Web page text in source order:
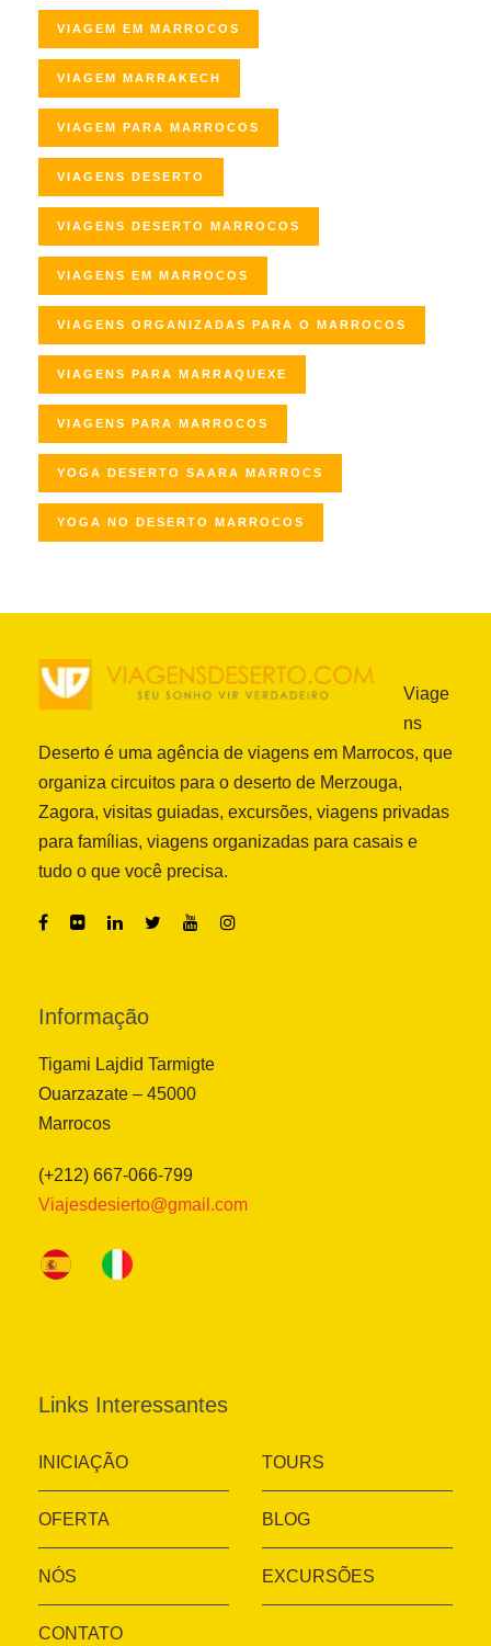
VIAGEM EM MARROCOS
VIAGEM MARRAKECH
VIAGEM PARA MARROCOS
VIAGENS DESERTO
VIAGENS DESERTO MARROCOS
VIAGENS EM MARROCOS
VIAGENS ORGANIZADAS PARA O MARROCOS
VIAGENS PARA MARRAQUEXE
VIAGENS PARA MARROCOS
YOGA DESERTO SAARA MARROCS
YOGA NO DESERTO MARROCOS
Viage
ns
Deserto é uma agência de viagens em Marrocos, que
organiza circuitos para o deserto de Merzouga,
Zagora, visitas guiadas, excursões, viagens privadas
para famílias, viagens organizadas para casais e
tudo o que você precisa.
Informação
Tigami Lajdid Tarmigte
Ouarzazate – 45000
Marrocos
(+212) 667-066-799
Viajesdesierto@gmail.com
Links Interessantes
INICIAÇÃO TOURS
OFERTA BLOG
NÓS EXCURSÕES
CONTATO